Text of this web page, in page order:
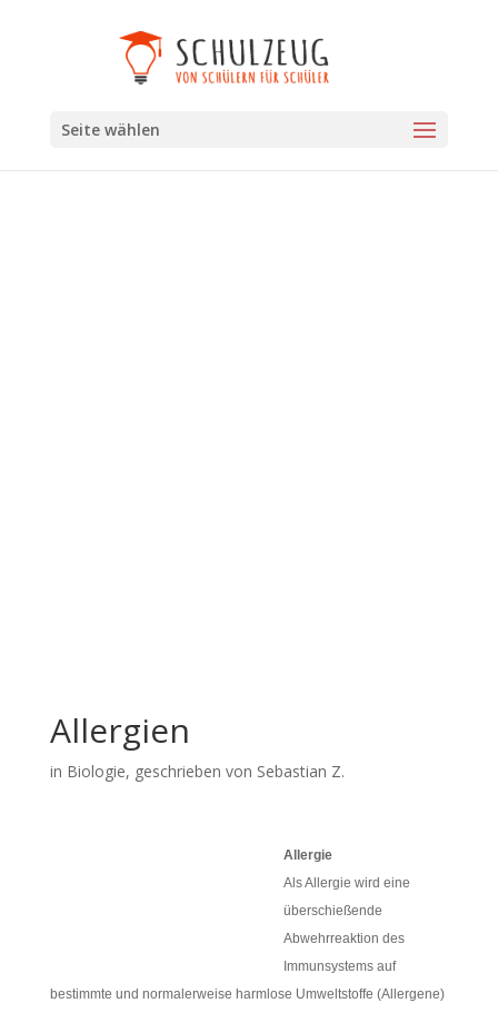
Seite wählen
Allergien
in Biologie, geschrieben von Sebastian Z.
Allergie
Als Allergie wird eine
überschießende
Abwehrreaktion des
Immunsystems auf
bestimmte und normalerweise harmlose Umweltstoffe (Allergene)